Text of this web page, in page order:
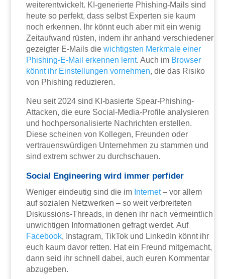
weiterentwickelt. KI-generierte Phishing-Mails sind
heute so perfekt, dass selbst Experten sie kaum
noch erkennen. Ihr könnt euch aber mit ein wenig
Zeitaufwand rüsten, indem ihr anhand verschiedener
gezeigter E-Mails diewichtigsten Merkmale einer
Phishing-E-Mail erkennen lernt. Auch im Browser
könnt ihr Einstellungen vornehmen, die das Risiko
von Phishing reduzieren.
Neu seit 2024 sind KI-basierte Spear-Phishing-
Attacken, die eure Social-Media-Profile analysieren
und hochpersonalisierte Nachrichten erstellen.
Diese scheinen von Kollegen, Freunden oder
vertrauenswürdigen Unternehmen zu stammen und
sind extrem schwer zu durchschauen.
Social Engineering wird immer perfider
Weniger eindeutig sind die im Internet– vor allem
auf sozialen Netzwerken – so weit verbreiteten
Diskussions-Threads, in denen ihr nach vermeintlich
unwichtigen Informationen gefragt werdet. Auf
Facebook, Instagram, TikTok und LinkedIn könnt ihr
euch kaum davor retten. Hat ein Freund mitgemacht,
dann seid ihr schnell dabei, auch euren Kommentar
abzugeben.